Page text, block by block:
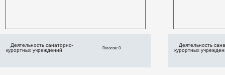
Деятельность санаторно-
курортных учреждений
Голосов: 0
Деятельность
курортных